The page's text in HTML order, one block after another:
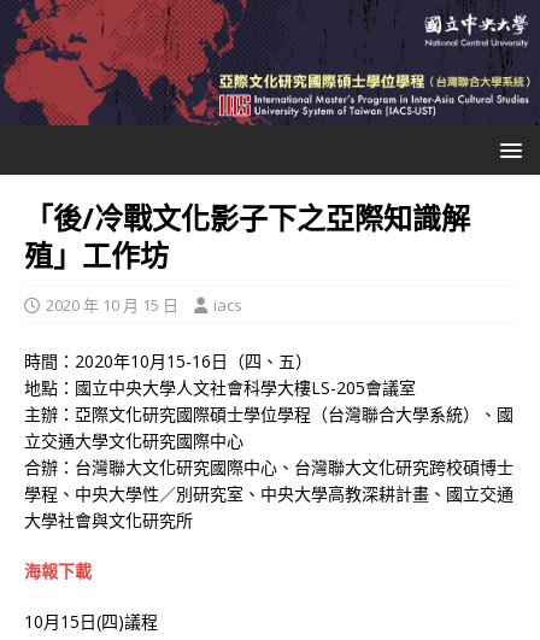
「後/冷戰文化影子下之亞際知識解
殖」工作坊
2020 年 10 月 15 日 iacs
時間：2020年10月15-16日（四、五）
地點：國立中央大學人文社會科學大樓LS-205會議室
主辦：亞際文化研究國際碩士學位學程（台灣聯合大學系統）、國
立交通大學文化研究國際中心
合辦：台灣聯大文化研究國際中心、台灣聯大文化研究跨校碩博士
學程、中央大學性／別研究室、中央大學高教深耕計畫、國立交通
大學社會與文化研究所
海報下載
10月15日(四)議程